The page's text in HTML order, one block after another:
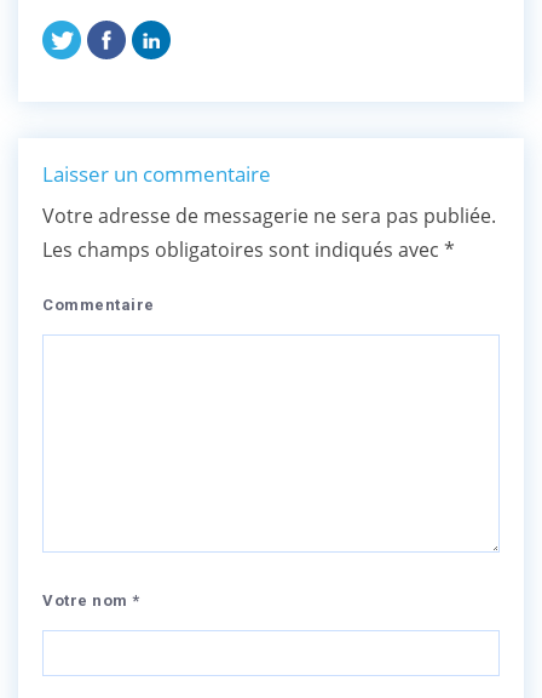
Laisser un commentaire
Votre adresse de messagerie ne sera pas publiée.
Les champs obligatoires sont indiqués avec *
Commentaire
Votre nom *